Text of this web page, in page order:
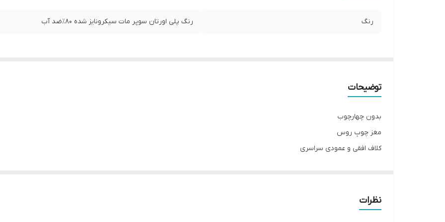
رنگ رنگ پلی اورتان سوپر مات سیکرونایز شده ۸۰٪ضد آب
توضیحات
بدون چهارچوب
مغز چوبِ روس
کلاف افقی و عمودی سراسری
سیکرونایز شده ۸۰٪ ضد آب
ابعاد استاندارد ۷۸ × ۲۰۵
نظرات